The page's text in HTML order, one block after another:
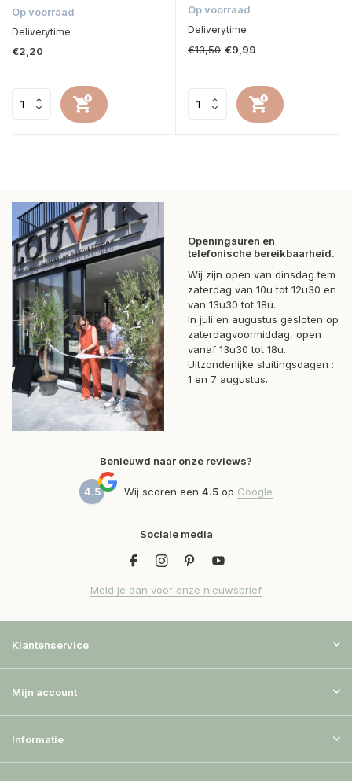
Op voorraad
Deliverytime
€2,20
Op voorraad
Deliverytime
€13,50 €9,99
Openingsuren en
telefonische bereikbaarheid.
Wij zijn open van dinsdag tem
zaterdag van 10u tot 12u30 en
van 13u30 tot 18u.
In juli en augustus gesloten op
zaterdagvoormiddag, open
vanaf 13u30 tot 18u.
Uitzonderlijke sluitingsdagen :
1 en 7 augustus.
Benieuwd naar onze reviews?
4.5 Wij scoren een 4.5 op Google
Sociale media
Meld je aan voor onze nieuwsbrief
Klantenservice
Mijn account
Informatie